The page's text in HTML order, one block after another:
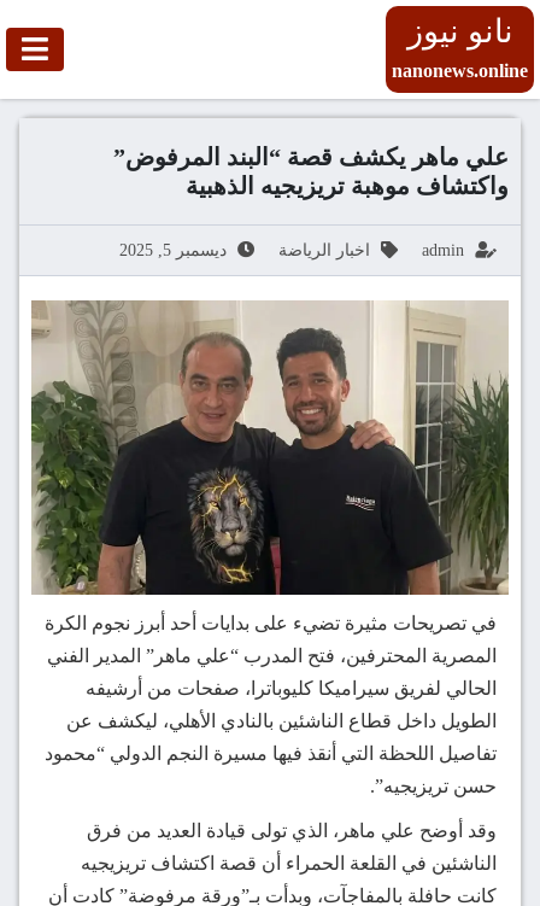
نانو نيوز
nanonews.online
علي ماهر يكشف قصة “البند المرفوض”
واكتشاف موهبة تريزيجيه الذهبية
admin اخبار الرياضة ديسمبر 5, 2025
في تصريحات مثيرة تضيء على بدايات أحد أبرز نجوم الكرة
المصرية المحترفين، فتح المدرب “علي ماهر” المدير الفني
الحالي لفريق سيراميكا كليوباترا، صفحات من أرشيفه
الطويل داخل قطاع الناشئين بالنادي الأهلي، ليكشف عن
تفاصيل اللحظة التي أنقذ فيها مسيرة النجم الدولي “محمود
حسن تريزيجيه”.
وقد أوضح علي ماهر، الذي تولى قيادة العديد من فرق
الناشئين في القلعة الحمراء أن قصة اكتشاف تريزيجيه
كانت حافلة بالمفاجآت، وبدأت بـ”ورقة مرفوضة” كادت أن